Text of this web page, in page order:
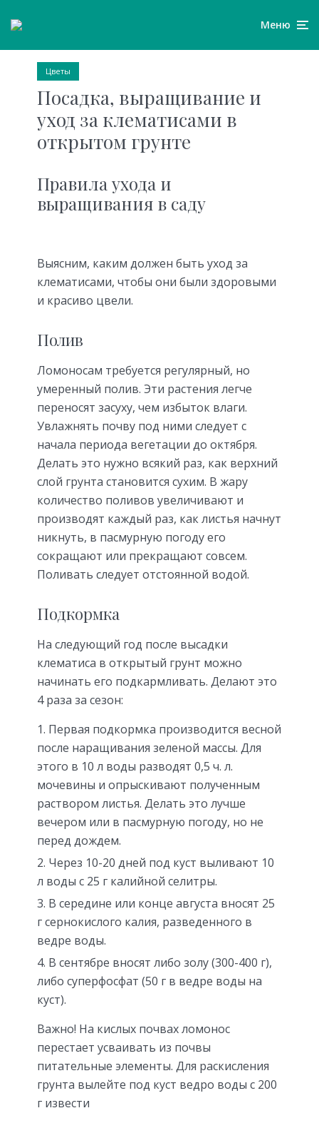
Меню
Цветы
Посадка, выращивание и
уход за клематисами в
открытом грунте
Правила ухода и
выращивания в саду
Выясним, каким должен быть уход за
клематисами, чтобы они были здоровыми
и красиво цвели.
Полив
Ломоносам требуется регулярный, но
умеренный полив. Эти растения легче
переносят засуху, чем избыток влаги.
Увлажнять почву под ними следует с
начала периода вегетации до октября.
Делать это нужно всякий раз, как верхний
слой грунта становится сухим. В жару
количество поливов увеличивают и
производят каждый раз, как листья начнут
никнуть, в пасмурную погоду его
сокращают или прекращают совсем.
Поливать следует отстоянной водой.
Подкормка
На следующий год после высадки
клематиса в открытый грунт можно
начинать его подкармливать. Делают это
4 раза за сезон:
Первая подкормка производится весной
после наращивания зеленой массы. Для
этого в 10 л воды разводят 0,5 ч. л.
мочевины и опрыскивают полученным
раствором листья. Делать это лучше
вечером или в пасмурную погоду, но не
перед дождем.
Через 10-20 дней под куст выливают 10
л воды с 25 г калийной селитры.
В середине или конце августа вносят 25
г сернокислого калия, разведенного в
ведре воды.
В сентябре вносят либо золу (300-400 г),
либо суперфосфат (50 г в ведре воды на
куст).
Важно! На кислых почвах ломонос
перестает усваивать из почвы
питательные элементы. Для раскисления
грунта вылейте под куст ведро воды с 200
г извести